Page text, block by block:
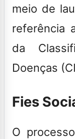
meio de
referência
da
Doenças
Fies
O